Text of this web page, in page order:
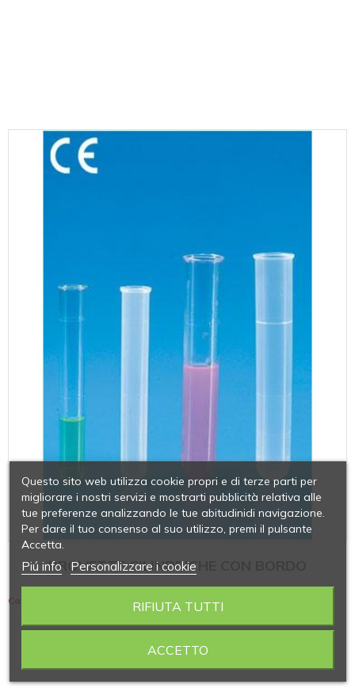
PROVETTE CILINDRICHE CON BORDO
Contiene 13 articoli
Questo sito web utilizza cookie propri e di terze parti per
migliorare i nostri servizi e mostrarti pubblicità relativa alle
tue preferenze analizzando le tue abitudinidi navigazione.
Per dare il tuo consenso al suo utilizzo, premi il pulsante
Accetta.
Piú info Personalizzare i cookie
RIFIUTA TUTTI
ACCETTO